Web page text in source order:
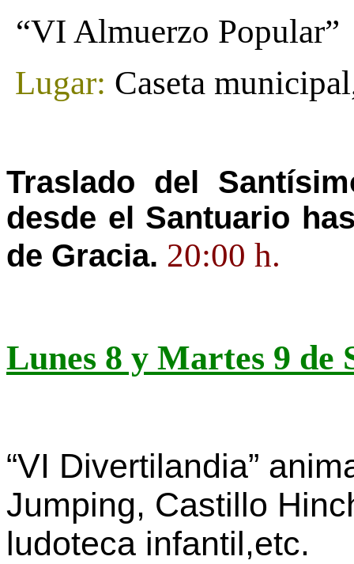
“VI Almuerzo Popular”
Lugar: Caseta
Traslado del
desde el Santuario
de Gracia. 20:00 h.
Lunes 8 y Martes 9 de
“VI Divertilandia”
Jumping, Castillo
ludoteca infantil,etc.